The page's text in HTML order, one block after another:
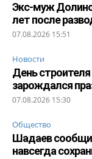
Экс-муж
лет после
07.08.2026 15:51
Новости
День
зарождался
07.08.2026 15:30
Общество
Шадаев
навсегда